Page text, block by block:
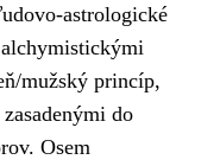
astrologické
mužský princíp,
do
Osem